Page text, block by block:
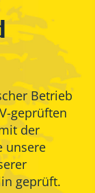
Betrieb
geprüften
der
unsere
geprüft.